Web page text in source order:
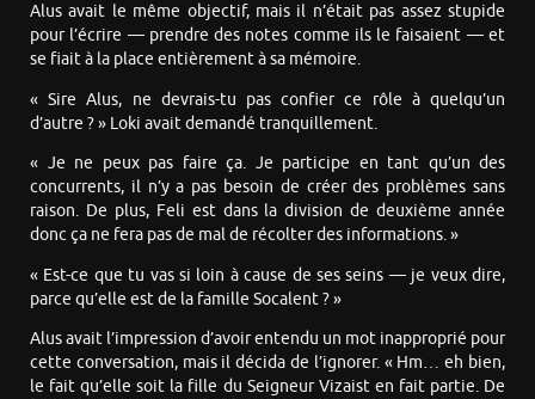
Alus avait le même objectif, mais il n’était pas assez stupide
pour l’écrire — prendre des notes comme ils le faisaient — et
se fiait à la place entièrement à sa mémoire.
« Sire Alus, ne devrais-tu pas confier ce rôle à quelqu’un
d’autre ? » Loki avait demandé tranquillement.
« Je ne peux pas faire ça. Je participe en tant qu’un des
concurrents, il n’y a pas besoin de créer des problèmes sans
raison. De plus, Feli est dans la division de deuxième année
donc ça ne fera pas de mal de récolter des informations. »
« Est-ce que tu vas si loin à cause de ses seins — je veux dire,
parce qu’elle est de la famille Socalent ? »
Alus avait l’impression d’avoir entendu un mot inapproprié pour
cette conversation, mais il décida de l’ignorer. « Hm… eh bien,
le fait qu’elle soit la fille du Seigneur Vizaist en fait partie. De